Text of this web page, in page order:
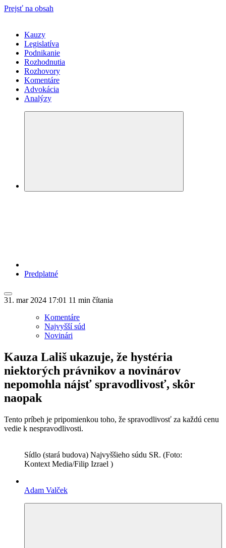
Prejsť na obsah
Kauzy
Legislatíva
Podnikanie
Rozhodnutia
Rozhovory
Komentáre
Advokácia
Analýzy
Predplatné
31. mar 2024 17:01 11 min čítania
Komentáre
Najvyšší súd
Novinári
Kauza Lališ ukazuje, že hystéria
niektorých právnikov a novinárov
nepomohla nájsť spravodlivosť, skôr
naopak
Tento príbeh je pripomienkou toho, že spravodlivosť za každú cenu
vedie k nespravodlivosti.
Sídlo (stará budova) Najvyššieho súdu SR. (Foto:
Kontext Media/Filip Izrael )
Adam Valček